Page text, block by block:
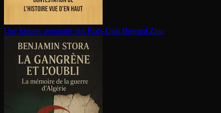
Une histoire populaire des États-Unis Howard Zinn